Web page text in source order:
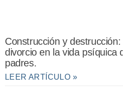
Construcción y
divorcio en la vida psíquica
padres.
LEER ARTÍCULO »